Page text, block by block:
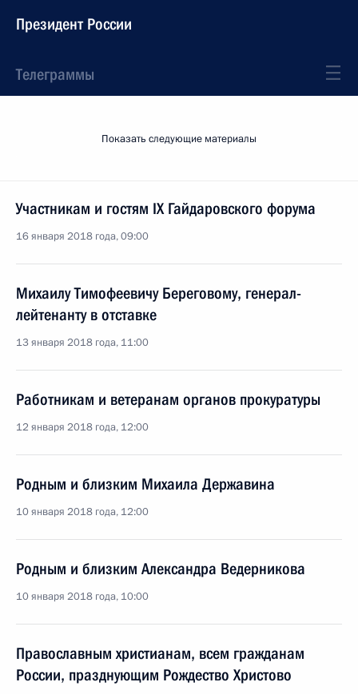
Президент России
Телеграммы
Показать следующие материалы
Участникам и гостям IX Гайдаровского форума
16 января 2018 года, 09:00
Михаилу Тимофеевичу Береговому, генерал-
лейтенанту в отставке
13 января 2018 года, 11:00
Работникам и ветеранам органов прокуратуры
12 января 2018 года, 12:00
Родным и близким Михаила Державина
10 января 2018 года, 12:00
Родным и близким Александра Ведерникова
10 января 2018 года, 10:00
Православным христианам, всем гражданам
России, празднующим Рождество Христово